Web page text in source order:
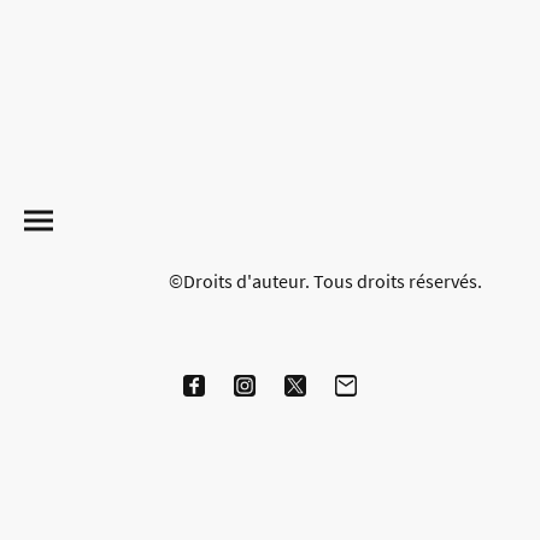
©Droits d'auteur. Tous droits réservés.